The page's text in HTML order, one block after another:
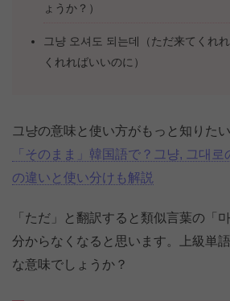
ょうか？）
그냥 오셔도 되는데（ただ来てくれ
くれればいいのに）
그냥の意味と使い方がもっと知りた
「そのまま」韓国語で？그냥, 그대로
の違いと使い分けも解説
「ただ」と翻訳すると類似言葉の「
分からなくなると思います。上級単
な意味でしょうか？